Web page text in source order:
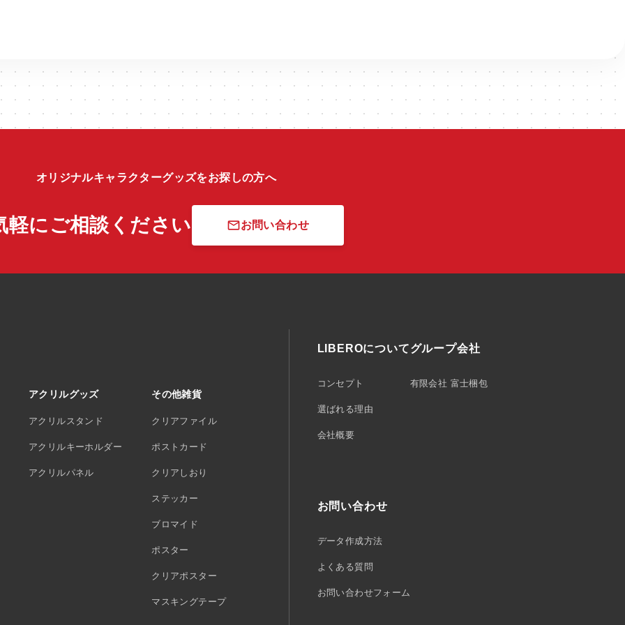
オリジナルキャラクターグッズをお探しの方へ
軽にご相談ください mail_outlineお問い合わせ
アクリルグッズ
アクリルスタンド
アクリルキーホルダー
アクリルパネル
その他雑貨
クリアファイル
ポストカード
クリアしおり
ステッカー
ブロマイド
ポスター
クリアポスター
マスキングテープ
LIBEROについて
コンセプト
選ばれる理由
会社概要
グループ会社
有限会社 富士梱包
お問い合わせ
データ作成方法
よくある質問
お問い合わせフォーム